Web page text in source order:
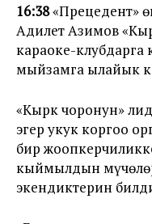
16:38«Прецедент»
Адилет Азимов
караоке-
мыйзамга ылайык
«Кырк чоронун»
эгер укук коргоо
бир
кыймылдын
экендиктерин